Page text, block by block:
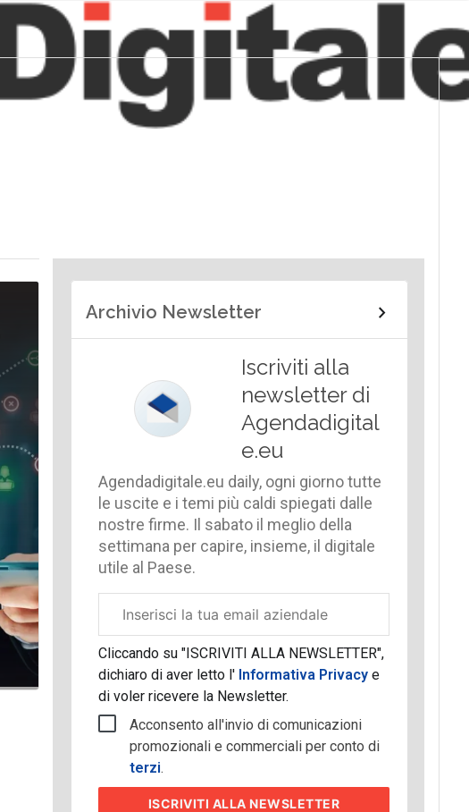
Archivio Newsletter
Iscriviti alla
newsletter di
Agendadigital
e.eu
Agendadigitale.eu daily, ogni giorno tutte
le uscite e i temi più caldi spiegati dalle
nostre firme. Il sabato il meglio della
settimana per capire, insieme, il digitale
utile al Paese.
aziendale
Cliccando su "ISCRIVITI ALLA NEWSLETTER",
dichiaro di aver letto l'Informativa Privacy e
di voler ricevere la Newsletter.
Acconsento all'invio di comunicazioni
promozionali e commerciali per conto di
terzi.
ISCRIVITI ALLA NEWSLETTER